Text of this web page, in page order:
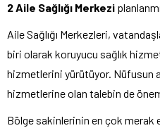
2 Aile Sağlığı Merkezi
Aile Sağlığı Merkezleri,
biri olarak koruyucu sağlık
hizmetlerini yürütüyor. Nüfusun
hizmetlerine olan talebin de
Bölge sakinlerinin en çok merak